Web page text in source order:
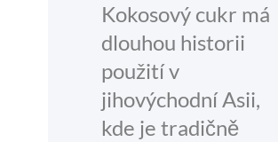
Kokosový cukr má
dlouhou historii
použití v
jihovýchodní Asii,
kde je tradičně